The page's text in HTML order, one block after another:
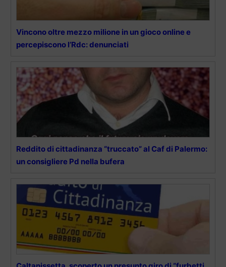
Vincono oltre mezzo milione in un gioco online e
percepiscono l’Rdc: denunciati
Reddito di cittadinanza “truccato” al Caf di Palermo:
un consigliere Pd nella bufera